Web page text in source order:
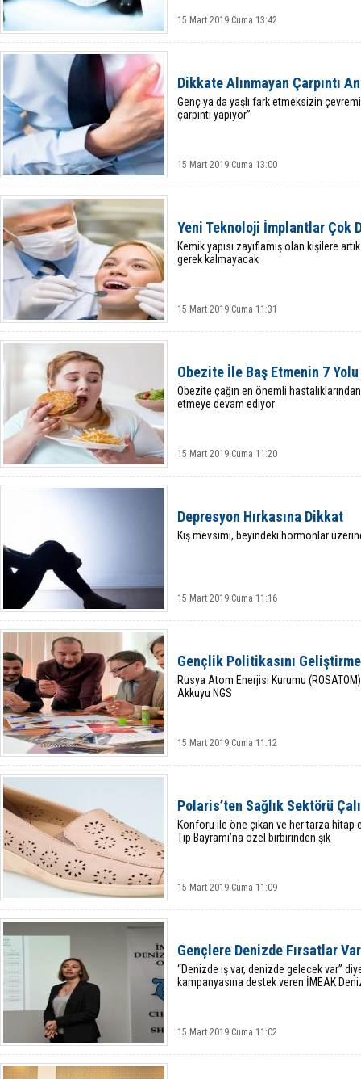
15 Mart 2019 Cuma 13:42
Dikkate Alınmayan Çarpıntı
Genç ya da yaşlı fark etmeksizin
çarpıntı yapıyor”
15 Mart 2019 Cuma 13:00
Yeni Teknoloji İmplantlar Çok
Kemik yapısı zayıflamış olan kişilere
gerek kalmayacak
15 Mart 2019 Cuma 11:31
Obezite İle Baş Etmenin 7 Yolu
Obezite çağın en önemli
etmeye devam ediyor
15 Mart 2019 Cuma 11:20
Depresyon Hırkasına Dikkat
Kış mevsimi, beyindeki hormonlar
15 Mart 2019 Cuma 11:16
Gençlik Politikasını
Rusya Atom Enerjisi Kurumu
Akkuyu NGS
15 Mart 2019 Cuma 11:12
Polaris’ten Sağlık Sektörü
Konforu ile öne çıkan ve her tarza
Tıp Bayramı’na özel birbirinden şık
15 Mart 2019 Cuma 11:09
Gençlere Denizde Fırsatlar Var
“Denizde iş var, denizde gelecek var”
kampanyasına destek veren İMEAK
15 Mart 2019 Cuma 11:02